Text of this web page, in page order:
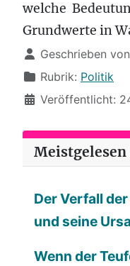
welche
Grundwerte in
Details
Geschrieben
Rubrik: Politik
Veröffentlicht:
Der Verfall
und seine
Wenn der